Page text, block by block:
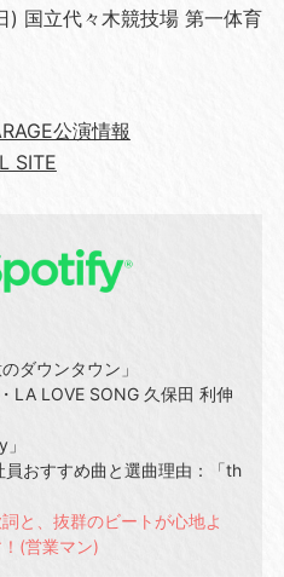
国立代々木競技場 第一体育
公演情報
SITE
ダウンタウン」
LA LOVE SONG 久保田 利伸
おすすめ曲と選曲理由：「th
と、抜群のビートが心地よ
(営業マン)